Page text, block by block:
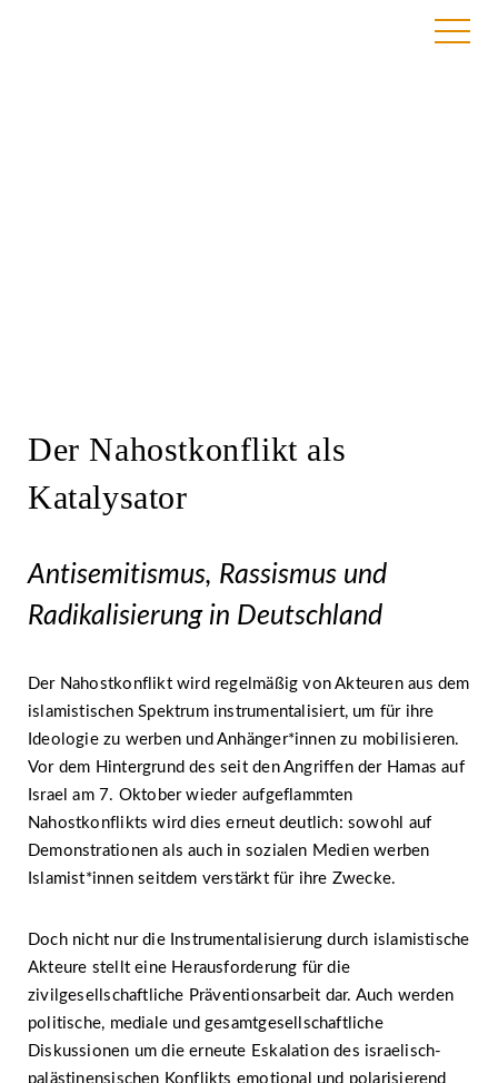
Der Nahostkonflikt als
Katalysator
Antisemitismus, Rassismus und
Radikalisierung in Deutschland
Der Nahostkonflikt wird regelmäßig von Akteuren aus dem
islamistischen Spektrum instrumentalisiert, um für ihre
Ideologie zu werben und Anhänger*innen zu mobilisieren.
Vor dem Hintergrund des seit den Angriffen der Hamas auf
Israel am 7. Oktober wieder aufgeflammten
Nahostkonflikts wird dies erneut deutlich: sowohl auf
Demonstrationen als auch in sozialen Medien werben
Islamist*innen seitdem verstärkt für ihre Zwecke.
Doch nicht nur die Instrumentalisierung durch islamistische
Akteure stellt eine Herausforderung für die
zivilgesellschaftliche Präventionsarbeit dar. Auch werden
politische, mediale und gesamtgesellschaftliche
Diskussionen um die erneute Eskalation des israelisch-
palästinensischen Konflikts emotional und polarisierend